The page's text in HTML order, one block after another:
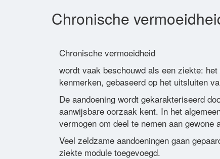
Chronische
Chronische vermoeidheid
wordt vaak beschouwd als een ziekte:
kenmerken, gebaseerd op het uitsluiten
De aandoening wordt gekarakteriseerd
aanwijsbare oorzaak kent. In het
vermogen om deel te nemen aan gewone
Veel zeldzame aandoeningen gaan
ziekte module toegevoegd.